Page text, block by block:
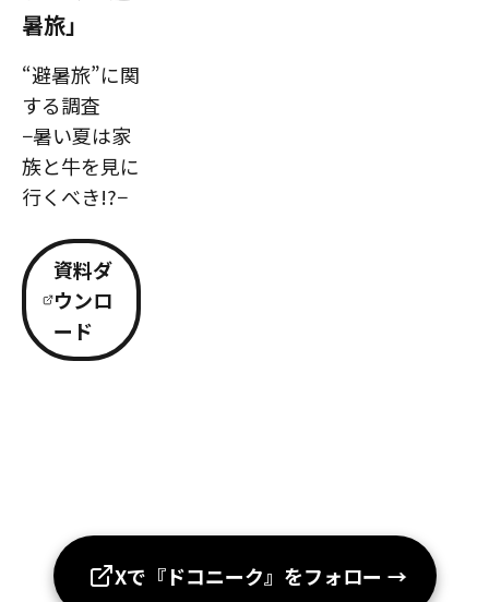
暑旅」
“避暑旅”に関
する調査
−暑い夏は家
族と牛を見に
行くべき!?−
資料ダ
ウンロ
ード
Xで『ドコニーク』をフォロー →